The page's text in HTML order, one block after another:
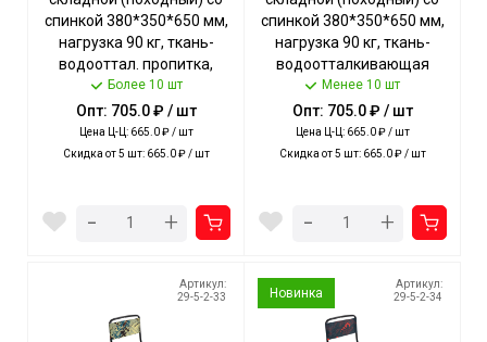
спинкой 380*350*650 мм,
нагрузка 90 кг, ткань-
водооттал. пропитка,
СИНИЙ арт. ПС3/С NIKA [5]
Более 10 шт
Опт: 705.0 ₽ / шт
Цена Ц-Ц: 665.0 ₽ / шт
Скидка от 5 шт: 665.0 ₽ / шт
- +
спинкой 380*350*650 мм,
нагрузка 90 кг, ткань-
водоотталкивающая
пропитка, ЦВ.АССОРТИ
арт. ПС3 NIKA [5]
Менее 10 шт
Опт: 705.0 ₽ / шт
Цена Ц-Ц: 665.0 ₽ / шт
Скидка от 5 шт: 665.0 ₽ / шт
- +
Артикул:
29-5-2-33
Новинка
Артикул:
29-5-2-34